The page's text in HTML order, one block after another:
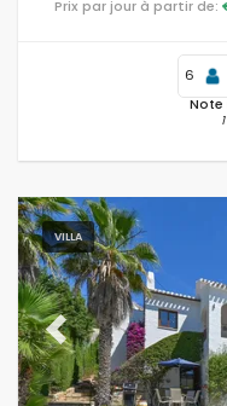
Prix par jour à partir de:
6
Note
VILLA
Previous